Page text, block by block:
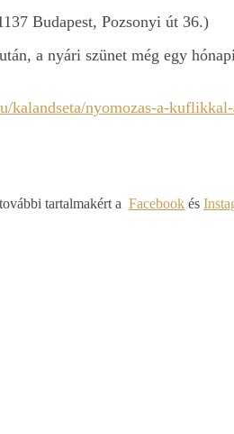
Budapest, Pozsonyi út 36.)
a nyári szünet még egy
kalandseta/nyomozas-a-
tartalmakért a Facebook és